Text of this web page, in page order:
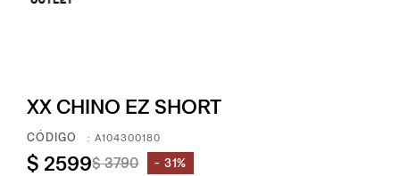
XX CHINO EZ SHORT
:A104300180
$ 2599$ 3790 31%
505
. 502
. 726
. campera